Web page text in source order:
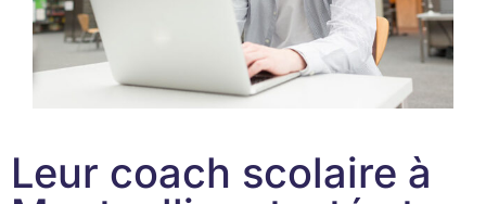
Leur coach scolaire à